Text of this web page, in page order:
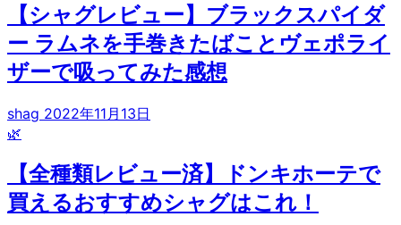
【シャグレビュー】ブラックスパイダ
ー ラムネを手巻きたばことヴェポライ
ザーで吸ってみた感想
shag 2022年11月13日
🌿
【全種類レビュー済】ドンキホーテで
買えるおすすめシャグはこれ！